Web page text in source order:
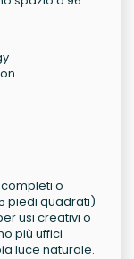
o
piedi quadrati)
usi creativi o
più uffici
luce naturale.